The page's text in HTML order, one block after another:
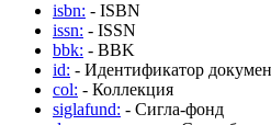
isbn: - ISBN
issn: - ISSN
bbk: - BBK
id: - Идентификатор
col: - Коллекция
siglafund: - Сигла-фонд